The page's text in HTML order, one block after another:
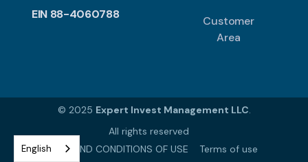
EIN 88-4060788
Customer
Area
© 2025 Expert Invest Management LLC.
All rights reserved
TERMS AND CONDITIONS OF USE
Terms of use
English